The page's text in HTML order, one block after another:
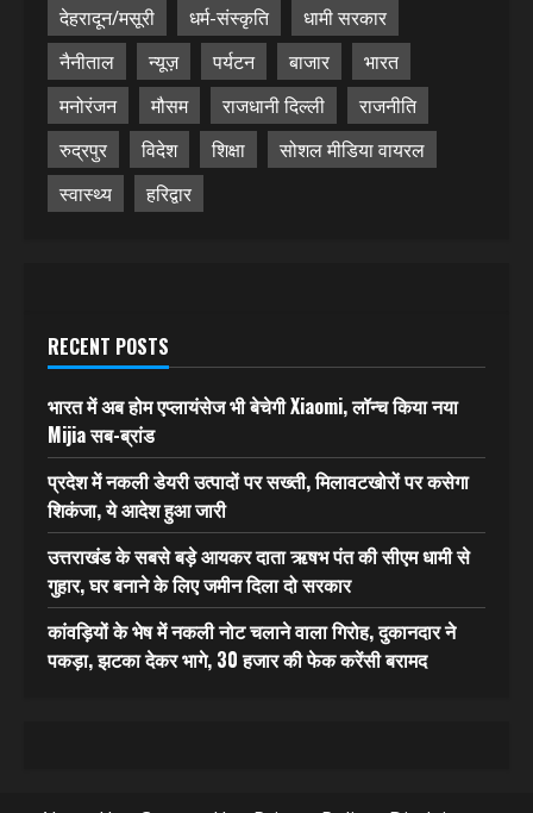
देहरादून/मसूरी
धर्म-संस्कृति
धामी सरकार
नैनीताल
न्यूज़ पर्यटन बाजार
भारत
मनोरंजन
मौसम राजधानी दिल्ली
राजनीति
रुद्रपुर
विदेश शिक्षा
सोशल मीडिया वायरल
स्वास्थ्य
हरिद्वार
RECENT POSTS
भारत में अब होम एप्लायंसेज भी बेचेगी Xiaomi, लॉन्च किया नया
Mijia सब-ब्रांड
प्रदेश में नकली डेयरी उत्पादों पर सख्ती, मिलावटखोरों पर कसेगा
शिकंजा, ये आदेश हुआ जारी
उत्तराखंड के सबसे बड़े आयकर दाता ऋषभ पंत की सीएम धामी से
गुहार, घर बनाने के लिए जमीन दिला दो सरकार
कांवड़ियों के भेष में नकली नोट चलाने वाला गिरोह, दुकानदार ने
पकड़ा, झटका देकर भागे, 30 हजार की फेक करेंसी बरामद